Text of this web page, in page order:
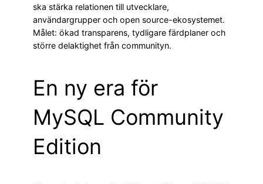
ska stärka relationen till utvecklare,
användargrupper och open source-ekosystemet.
Målet: ökad transparens, tydligare färdplaner och
större delaktighet från communityn.
En ny era för
MySQL Community
Edition